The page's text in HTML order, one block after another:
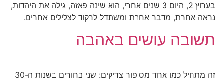
בערוץ 2, היום 3 שנים אחרי, הוא שינה פאזה, גילה את היהדות,
נראה אחרת, מדבר אחרת ומשתדל לרקוד לצלילים אחרים.
תשובה עושים באהבה
זה מתחיל כמו אחד מסיפור צדיקים: שני בחורים בשנות ה-30